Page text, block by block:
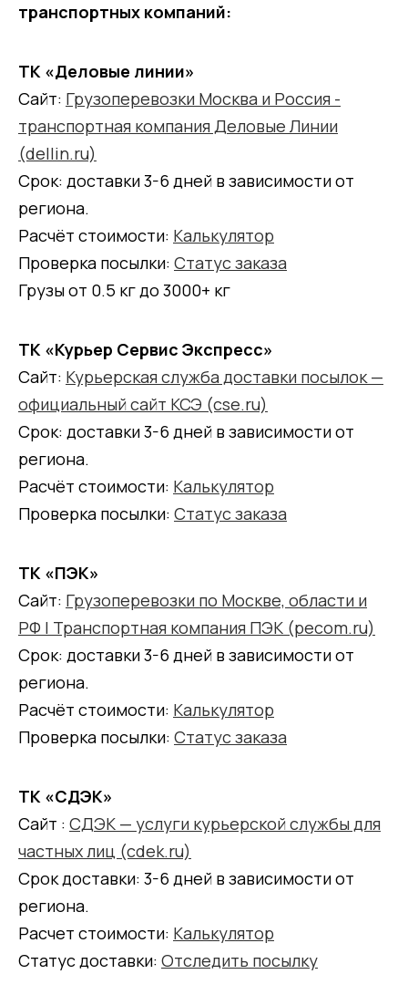
транспортных компаний:
ТК «Деловые линии»
Сайт: Грузоперевозки Москва и Россия -
транспортная компания Деловые Линии
(dellin.ru)
Срок: доставки 3-6 дней в зависимости от
региона.
Расчёт стоимости: Калькулятор
Проверка посылки: Статус заказа
Грузы от 0.5 кг до 3000+ кг
ТК «Курьер Сервис Экспресс»
Сайт: Курьерская служба доставки посылок —
официальный сайт КСЭ (cse.ru)
Срок: доставки 3-6 дней в зависимости от
региона.
Расчёт стоимости: Калькулятор
Проверка посылки: Статус заказа
ТК «ПЭК»
Сайт: Грузоперевозки по Москве, области и
РФ | Транспортная компания ПЭК (pecom.ru)
Срок: доставки 3-6 дней в зависимости от
региона.
Расчёт стоимости: Калькулятор
Проверка посылки: Статус заказа
ТК «СДЭК»
Сайт : СДЭК — услуги курьерской службы для
частных лиц (cdek.ru)
Срок доставки: 3-6 дней в зависимости от
региона.
Расчет стоимости: Калькулятор
Статус доставки: Отследить посылку